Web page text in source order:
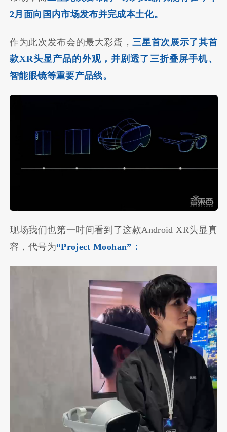
2月面向国内市场发布并完成本土化。
作为此次发布会的最大彩蛋， 三星首次展示了其首
款XR头显产品的外观，并剧透了三折叠屏手机、
智能眼镜等重要产品线。
现场我们也第一时间看到了这款Android XR头显真
容，代号为“Project Moohan”：